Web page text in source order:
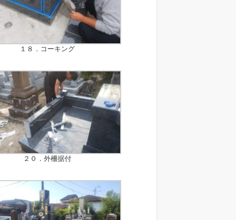
１８．コーキング
２０．外柵据付